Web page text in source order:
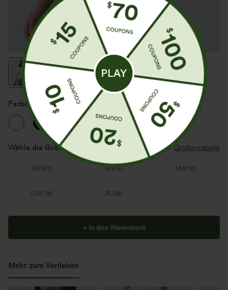
Farbe Weiß
Wähle die Größe aus Größentabelle
XS(0/2) S(4/6) M (8/10)
L(12/14) XL(16)
+ In den Warenkorb
Mehr zum Verlieben